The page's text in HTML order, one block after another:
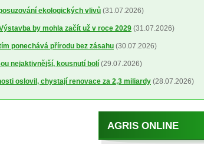
ekologických vlivů (31.07.2026)
by mohla začít už v roce 2029 (31.07.2026)
ponechává přírodu bez zásahu (30.07.2026)
nejaktivnější, kousnutí bolí (29.07.2026)
oslovil, chystají renovace za 2,3 miliardy (28.07.2026)
AGRIS ONLINE